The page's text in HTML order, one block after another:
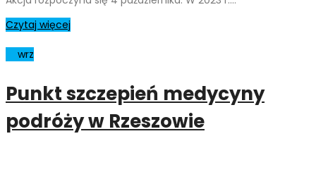
Czytaj więcej
wrz
Punkt szczepień medycyny
podróży w Rzeszowie